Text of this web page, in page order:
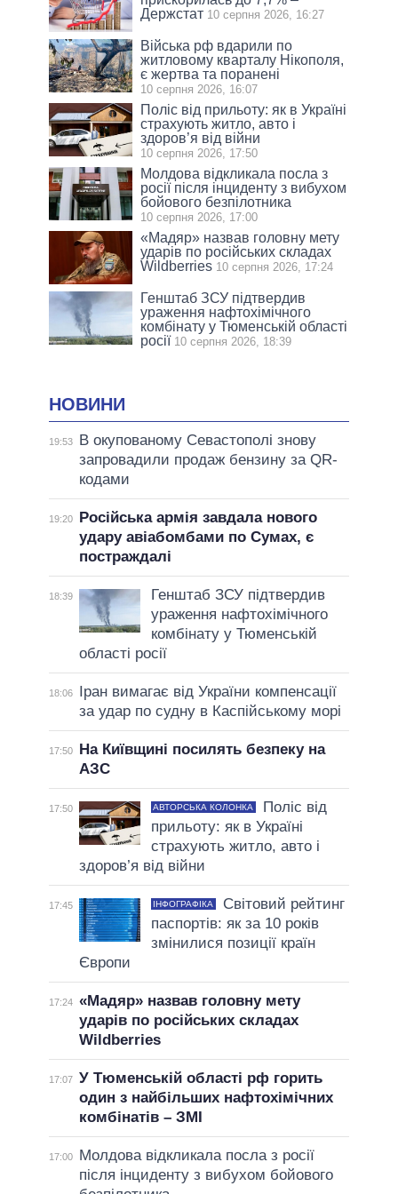
Держстат 10 серпня 2026, 16:27
Війська рф вдарили по
житловому кварталу Нікополя,
є жертва та поранені
10 серпня 2026, 16:07
Поліс від прильоту: як в Україні
страхують житло, авто і
здоров’я від війни
10 серпня 2026, 17:50
Молдова відкликала посла з
росії після інциденту з вибухом
бойового безпілотника
10 серпня 2026, 17:00
«Мадяр» назвав головну мету
ударів по російських складах
Wildberries 10 серпня 2026, 17:24
Генштаб ЗСУ підтвердив
ураження нафтохімічного
комбінату у Тюменській області
росії 10 серпня 2026, 18:39
НОВИНИ
19:53
В окупованому Севастополі знову
запровадили продаж бензину за QR-
кодами
19:20
Російська армія завдала нового
удару авіабомбами по Сумах, є
постраждалі
18:39
Генштаб ЗСУ підтвердив
ураження нафтохімічного
комбінату у Тюменській
області росії
18:06
Іран вимагає від України компенсації
за удар по судну в Каспійському морі
17:50
На Київщині посилять безпеку на
АЗС
17:50 АВТОРСЬКА КОЛОНКА
Поліс від
прильоту: як в Україні
страхують житло, авто і
здоров’я від війни
17:45 ІНФОГРАФІКА
Світовий рейтинг
паспортів: як за 10 років
змінилися позиції країн
Європи
17:24 «Мадяр» назвав головну мету
ударів по російських складах
Wildberries
17:07 У Тюменській області рф горить
один з найбільших нафтохімічних
комбінатів – ЗМІ
17:00
Молдова відкликала посла з росії
після інциденту з вибухом бойового